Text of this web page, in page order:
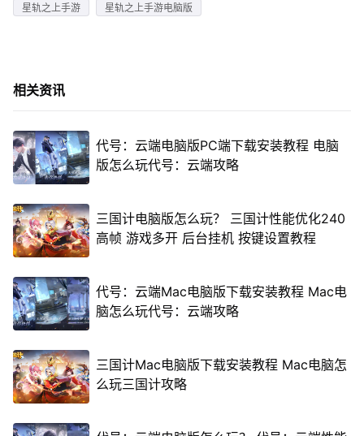
星轨之上手游
星轨之上手游电脑版
相关资讯
代号：云端电脑版PC端下载安装教程 电脑
版怎么玩代号：云端攻略
三国计电脑版怎么玩？ 三国计性能优化240
高帧 游戏多开 后台挂机 按键设置教程
代号：云端Mac电脑版下载安装教程 Mac电
脑怎么玩代号：云端攻略
三国计Mac电脑版下载安装教程 Mac电脑怎
么玩三国计攻略